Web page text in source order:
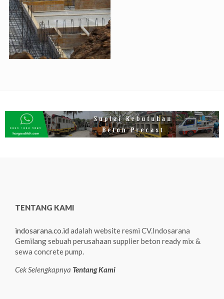
TENTANG KAMI
indosarana.co.id adalah website resmi CV.Indosarana
Gemilang sebuah perusahaan supplier beton ready mix &
sewa concrete pump.
Cek Selengkapnya Tentang Kami